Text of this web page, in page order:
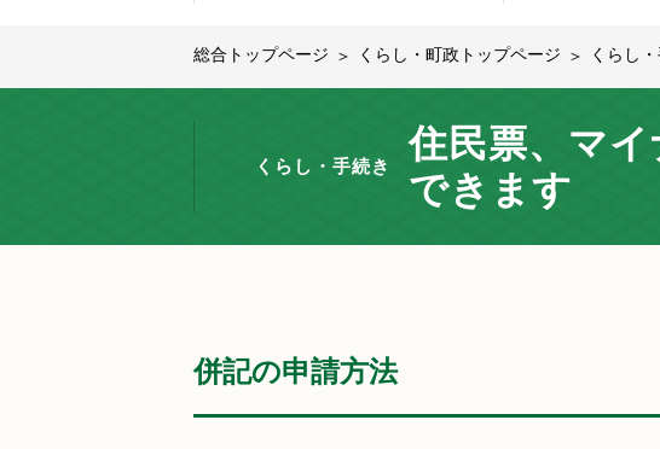
総合トップページ くらし・町政トップページ くらし
くらし・手続き
住民票、マ
できます
併記の申請方法